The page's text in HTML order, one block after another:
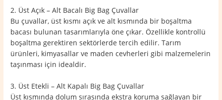
2. Üst Açık – Alt Bacalı Big Bag Çuvallar
Bu çuvallar, üst kısmı açık ve alt kısmında bir boşaltma
bacası bulunan tasarımlarıyla öne çıkar. Özellikle kontrollü
boşaltma gerektiren sektörlerde tercih edilir. Tarım
ürünleri, kimyasallar ve maden cevherleri gibi malzemelerin
taşınması için idealdir.
3. Üst Etekli – Alt Kapalı Big Bag Çuvallar
Üst kısmında dolum sırasında ekstra koruma sağlayan bir